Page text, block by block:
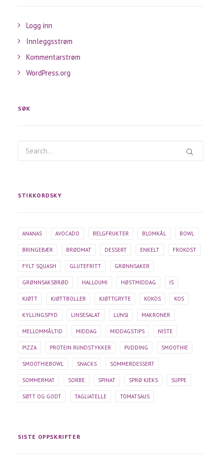
Logg inn
Innleggsstrøm
Kommentarstrøm
WordPress.org
SØK
STIKKORDSKY
ANANAS AVOCADO BELGFRUKTER BLOMKÅL BOWL
BRINGEBÆR BRØDMAT DESSERT ENKELT FROKOST
FYLT SQUASH GLUTEFRITT GRØNNSAKER
GRØNNSAKSBRØD HALLOUMI HØSTMIDDAG IS
KJØTT KJØTTBOLLER KJØTTGRYTE KOKOS KOS
KYLLINGSPYD LINSESALAT LUNSJ MAKRONER
MELLOMMÅLTID MIDDAG MIDDAGSTIPS NISTE
PIZZA PROTEIN RUNDSTYKKER PUDDING SMOOTHIE
SMOOTHIEBOWL SNACKS SOMMERDESSERT
SOMMERMAT SORBE SPINAT SPRØ KJEKS SUPPE
SØTT OG GODT TAGLIATELLE TOMATSAUS
SISTE OPPSKRIFTER